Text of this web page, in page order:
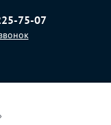
75-07